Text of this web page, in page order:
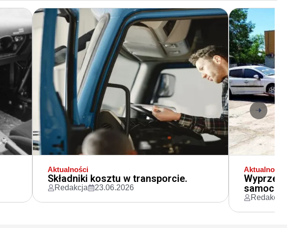
Aktualności
Składniki kosztu w transporcie.
Redakcja 23.06.2026
Aktualności
Redakcja